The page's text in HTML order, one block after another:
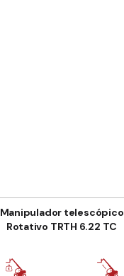
Manipulador telescópico
Rotativo TRTH 6.22 TC